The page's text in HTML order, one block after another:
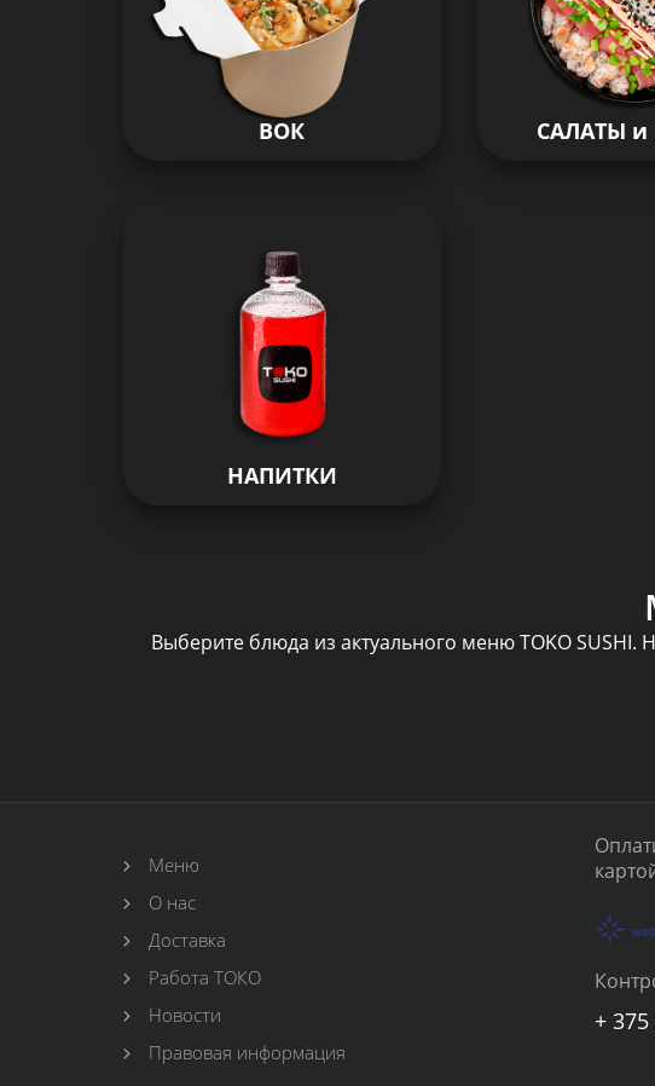
ВОК САЛАТЫ
НАПИТКИ
Выберите блюда из актуального меню TOKO SUSHI.
Меню
О нас
Доставка
Работа ТОКО
Новости
Правовая информация
+